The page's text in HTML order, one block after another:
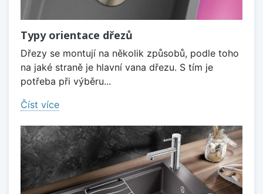
Typy orientace dřezů
Dřezy se montují na několik způsobů, podle toho
na jaké straně je hlavní vana dřezu. S tím je
potřeba při výběru...
Číst více